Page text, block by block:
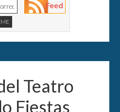
Feed
Teatro
Fiestas